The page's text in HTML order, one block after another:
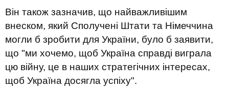
Він також зазначив, що найважливішим
внеском, який Сполучені Штати та Німеччина
могли б зробити для України, було б заявити,
що "ми хочемо, щоб Україна справді виграла
цю війну, це в наших стратегічних інтересах,
щоб Україна досягла успіху".